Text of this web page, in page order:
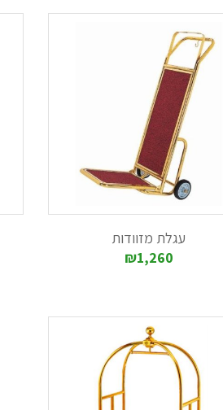
לשינוע כביסה בכמות בינונית. בנוסף,
שונות, בהתאם לדרישה.
האירוח.
לגלוש בקטגוריה "עגלות" ולבחור את
עגלת מזוודות
₪1,260